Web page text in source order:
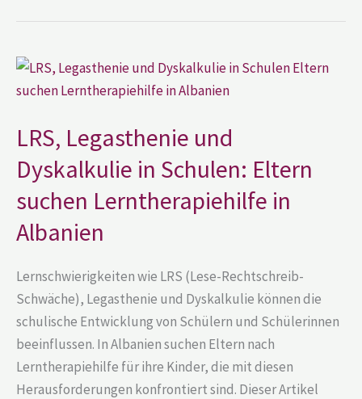
LRS, Legasthenie und
Dyskalkulie in Schulen: Eltern
suchen Lerntherapiehilfe in
Albanien
Lernschwierigkeiten wie LRS (Lese-Rechtschreib-
Schwäche), Legasthenie und Dyskalkulie können die
schulische Entwicklung von Schülern und Schülerinnen
beeinflussen. In Albanien suchen Eltern nach
Lerntherapiehilfe für ihre Kinder, die mit diesen
Herausforderungen konfrontiert sind. Dieser Artikel
LRS,
Legasthenie
und
Schulen:
Eltern
suchen
Lerntherapiehilfe
in
Albanien